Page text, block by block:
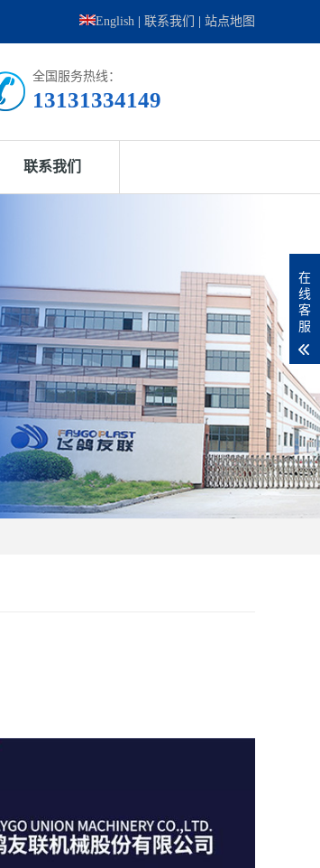
English 联系我们 站点地图
全国服务热线：
13131334149
联系我们
在
线
客
服